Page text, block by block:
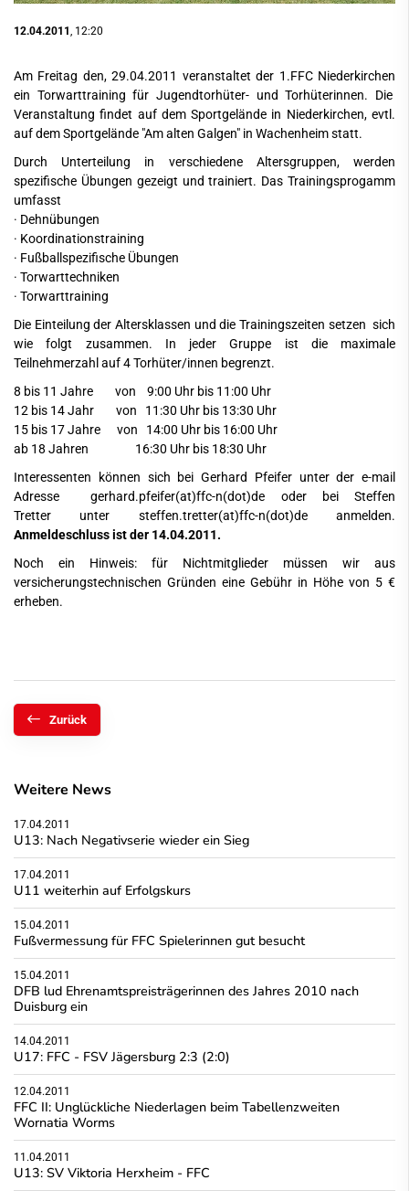
12.04.2011 , 12:20
Am Freitag den, 29.04.2011 veranstaltet der 1.FFC Niederkirchen
ein Torwarttraining für Jugendtorhüter- und Torhüterinnen. Die
Veranstaltung findet auf dem Sportgelände in Niederkirchen, evtl.
auf dem Sportgelände "Am alten Galgen" in Wachenheim statt.
Durch Unterteilung in verschiedene Altersgruppen, werden
spezifische Übungen gezeigt und trainiert. Das Trainingsprogamm
umfasst
· Dehnübungen
· Koordinationstraining
· Fußballspezifische Übungen
· Torwarttechniken
· Torwarttraining
Die Einteilung der Altersklassen und die Trainingszeiten setzen sich
wie folgt zusammen. In jeder Gruppe ist die maximale
Teilnehmerzahl auf 4 Torhüter/innen begrenzt.
8 bis 11 Jahre von 9:00 Uhr bis 11:00 Uhr
12 bis 14 Jahr von 11:30 Uhr bis 13:30 Uhr
15 bis 17 Jahre von 14:00 Uhr bis 16:00 Uhr
ab 18 Jahren 16:30 Uhr bis 18:30 Uhr
Interessenten können sich bei Gerhard Pfeifer unter der e-mail
Adressegerhard.pfeifer(at)ffc-n(dot)de oder bei Steffen
Tretter unter steffen.tretter(at)ffc-n(dot)deanmelden.
Anmeldeschluss ist der 14.04.2011.
Noch ein Hinweis: für Nichtmitglieder müssen wir aus
versicherungstechnischen Gründen eine Gebühr in Höhe von 5 €
erheben.
Zurück
Weitere News
17.04.2011
U13: Nach Negativserie wieder ein Sieg
17.04.2011
U11 weiterhin auf Erfolgskurs
15.04.2011
Fußvermessung für FFC Spielerinnen gut besucht
15.04.2011
DFB lud Ehrenamtspreisträgerinnen des Jahres 2010 nach
Duisburg ein
14.04.2011
U17: FFC - FSV Jägersburg 2:3 (2:0)
12.04.2011
FFC II: Unglückliche Niederlagen beim Tabellenzweiten
Wornatia Worms
11.04.2011
U13: SV Viktoria Herxheim - FFC